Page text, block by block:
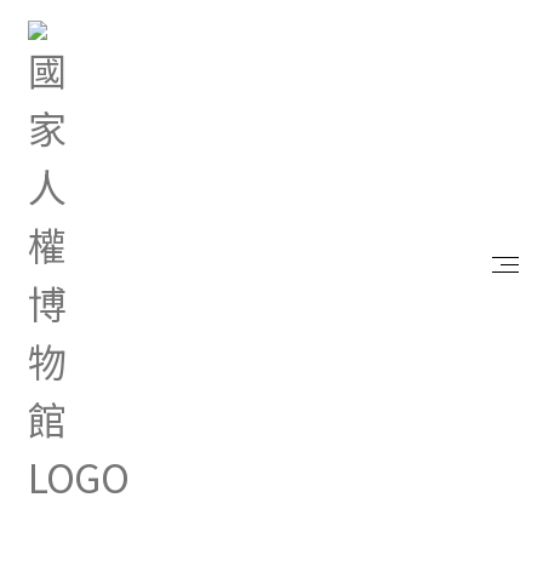
首頁
本館白色恐怖景美紀念園區
管理中心專案助理徵才